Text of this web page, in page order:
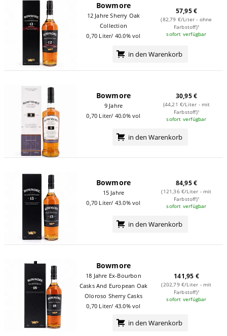
Bowmore
12 Jahre Sherry Oak
Collection
0,70 Liter/ 40.0% vol
57,95 €
(82,79 €/Liter - ohne
Farbstoff)¹
sofort verfügbar
in den Warenkorb
Bowmore
9 Jahre
0,70 Liter/ 40.0% vol
30,95 €
(44,21 €/Liter - mit
Farbstoff)¹
sofort verfügbar
in den Warenkorb
Bowmore
15 Jahre
0,70 Liter/ 43.0% vol
84,95 €
(121,36 €/Liter - mit
Farbstoff)¹
sofort verfügbar
in den Warenkorb
Bowmore
18 Jahre Ex-Bourbon
Casks And European Oak
Oloroso Sherry Casks
0,70 Liter/ 43.0% vol
141,95 €
(202,79 €/Liter - mit
Farbstoff)¹
sofort verfügbar
in den Warenkorb